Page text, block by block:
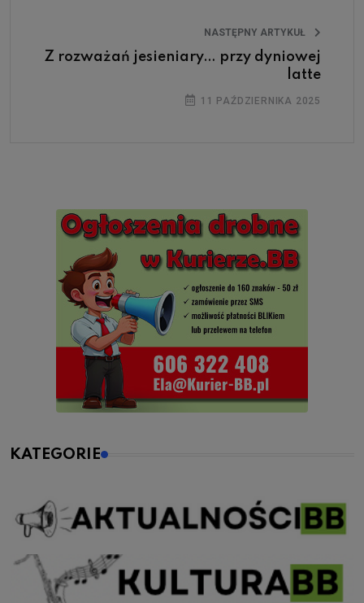
NASTĘPNY ARTYKUŁ
Z rozważań jesieniary… przy dyniowej
latte
11 PAŹDZIERNIKA 2025
KATEGORIE